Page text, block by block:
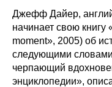
Джефф Дайер,
начинает свою
moment», 2005) об
следующими
черпающий
энциклопедии»,